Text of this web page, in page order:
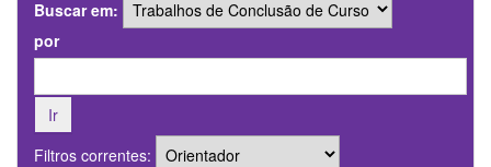
Buscar em:
por
Filtros correntes: